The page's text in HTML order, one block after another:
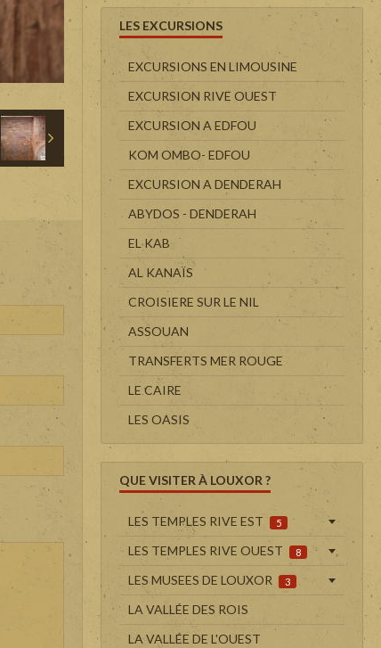
LES EXCURSIONS
EXCURSIONS EN LIMOUSINE
EXCURSION RIVE OUEST
EXCURSION A EDFOU
KOM OMBO- EDFOU
EXCURSION A DENDERAH
ABYDOS - DENDERAH
EL KAB
AL KANAÏS
CROISIERE SUR LE NIL
ASSOUAN
TRANSFERTS MER ROUGE
LE CAIRE
LES OASIS
QUE VISITER À LOUXOR ?
LES TEMPLES RIVE EST 5
LES TEMPLES RIVE OUEST 8
LES MUSEES DE LOUXOR 3
LA VALLÉE DES ROIS
LA VALLÉE DE L'OUEST